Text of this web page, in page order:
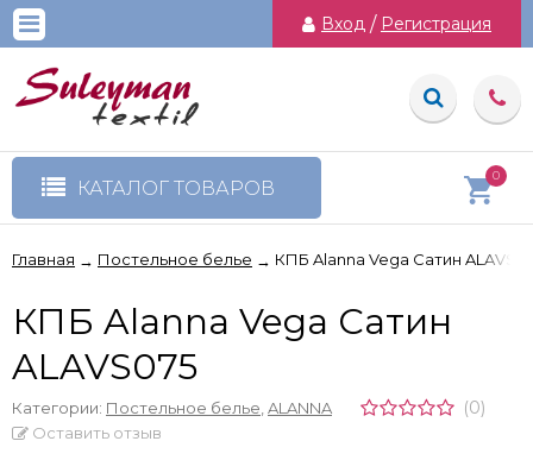
Вход / Регистрация
КАТАЛОГ ТОВАРОВ
0
Главная → Постельное белье → КПБ Alanna Vega Сатин
КПБ Alanna Vega Сатин
ALAVS075
Категории: Постельное белье ALANNA (0)
Оставить отзыв